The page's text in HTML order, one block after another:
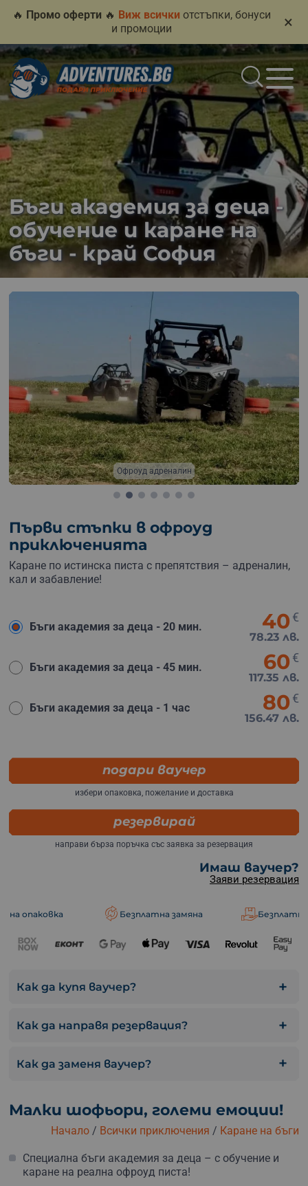
🔥 Промо оферти 🔥 Виж всички отстъпки, бонуси
и промоции
×
Бъги академия за деца -
обучение и каране на
бъги - край София
С професионален инструктор
Първи стъпки в офроуд
приключенията
Каране по истинска писта с препятствия – адреналин,
кал и забавление!
Бъги академия за деца - 20 мин. 40 €
78.23 лв.
Бъги академия за деца - 45 мин. 60 €
117.35 лв.
Бъги академия за деца - 1 час 80 €
156.47 лв.
подари ваучер
избери опаковка, пожелание и доставка
резервирай
направи бърза поръчка със заявка за резервация
Имаш ваучер?
Заяви резервация
Безплатна замяна Безплатна доставка
Как да купя ваучер?
Как да направя резервация?
Как да заменя ваучер?
Малки шофьори, големи емоции!
Начало / Всички приключения / Каране на бъги
Специална бъги академия за деца – с обучение и
каране на реална офроуд писта!